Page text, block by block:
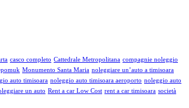
casco completo Cattedrale Metropolitana compagnie noleggio
Monumento Santa Maria noleggiare un’auto a timisoara
auto timisoara noleggio auto timisoara aeroporto noleggio auto
un auto Rent a car Low Cost rent a car timisoara società